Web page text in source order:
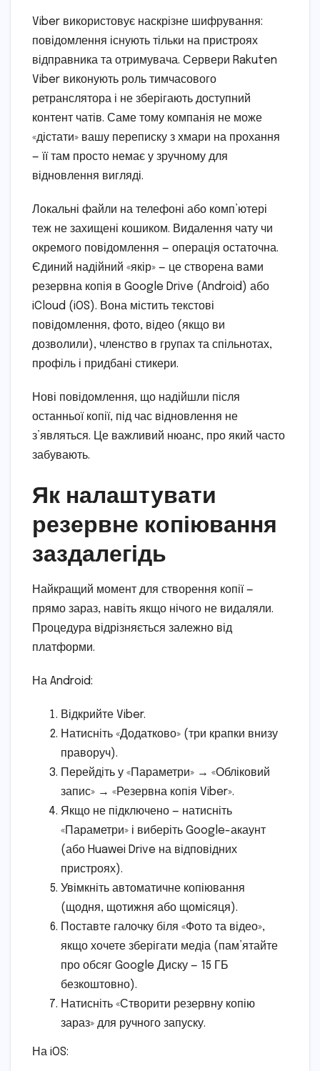
Viber використовує наскрізне шифрування:
повідомлення існують тільки на пристроях
відправника та отримувача. Сервери Rakuten
Viber виконують роль тимчасового
ретранслятора і не зберігають доступний
контент чатів. Саме тому компанія не може
«дістати» вашу переписку з хмари на прохання
— її там просто немає у зручному для
відновлення вигляді.
Локальні файли на телефоні або комп’ютері
теж не захищені кошиком. Видалення чату чи
окремого повідомлення — операція остаточна.
Єдиний надійний «якір» — це створена вами
резервна копія в Google Drive (Android) або
iCloud (iOS). Вона містить текстові
повідомлення, фото, відео (якщо ви
дозволили), членство в групах та спільнотах,
профіль і придбані стикери.
Нові повідомлення, що надійшли після
останньої копії, під час відновлення не
з’являться. Це важливий нюанс, про який часто
забувають.
Як налаштувати
резервне копіювання
заздалегідь
Найкращий момент для створення копії —
прямо зараз, навіть якщо нічого не видаляли.
Процедура відрізняється залежно від
платформи.
На Android:
Відкрийте Viber.
Натисніть «Додатково» (три крапки внизу
праворуч).
Перейдіть у «Параметри» → «Обліковий
запис» → «Резервна копія Viber».
Якщо не підключено — натисніть
«Параметри» і виберіть Google-акаунт
(або Huawei Drive на відповідних
пристроях).
Увімкніть автоматичне копіювання
(щодня, щотижня або щомісяця).
Поставте галочку біля «Фото та відео»,
якщо хочете зберігати медіа (пам’ятайте
про обсяг Google Диску — 15 ГБ
безкоштовно).
Натисніть «Створити резервну копію
зараз» для ручного запуску.
На iOS: